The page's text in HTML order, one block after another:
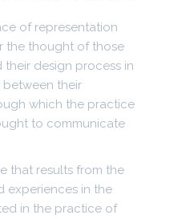
of representation
the thought of those
design process in
their
which the practice
to communicate
that results from the
experiences in the
in the practice of